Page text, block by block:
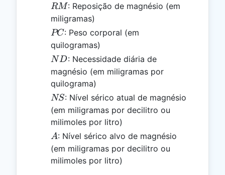
RM
RM: Reposição de magnésio (em
miligramas)
PC
PC: Peso corporal (em
quilogramas)
ND
ND: Necessidade diária de
magnésio (em miligramas por
quilograma)
NS
NS: Nível sérico atual de magnésio
(em miligramas por decilitro ou
milimoles por litro)
A
A: Nível sérico alvo de magnésio
(em miligramas por decilitro ou
milimoles por litro)